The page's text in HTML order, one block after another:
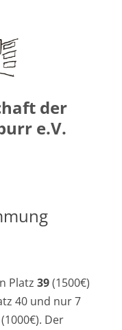
der
e.V.
Platz 39(1500€)
40 und nur 7
Der